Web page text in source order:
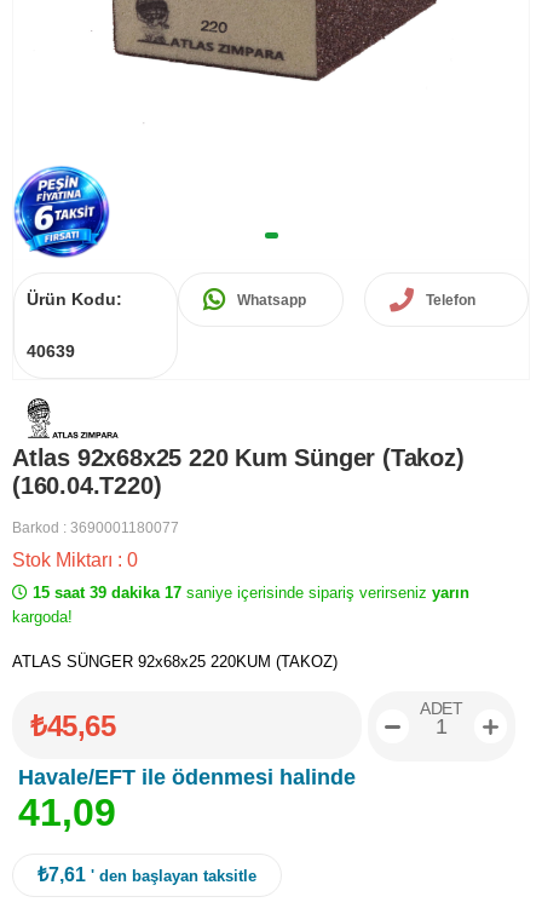
Ürün Kodu:
40639
Whatsapp Telefon
Atlas 92x68x25 220 Kum Sünger (Takoz)
(160.04.T220)
Barkod : 3690001180077
Stok Miktarı : 0
15 saat 39 dakika 17 saniye içerisinde sipariş verirseniz yarın
kargoda!
ATLAS SÜNGER 92x68x25 220KUM (TAKOZ)
₺45,65
Havale/EFT ile ödenmesi halinde
41,09
ADET
₺7,61 ' den başlayan taksitle